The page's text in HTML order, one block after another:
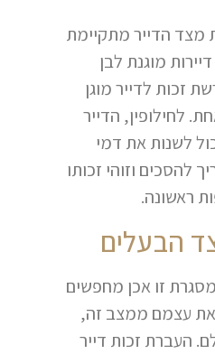
מצד הדייר מתקיימת
מוגנת לבן
זכות לדייר מוגן
לחילופין, הדייר
לשנות את דמי
להסכים וזוהי זכותו
ראשונה.
הבעלים
זו אכן מחפשים
את עצמם ממצב זה,
העברת זכות דייר